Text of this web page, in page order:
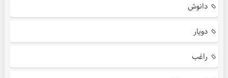
دانوش
دویار
راغب